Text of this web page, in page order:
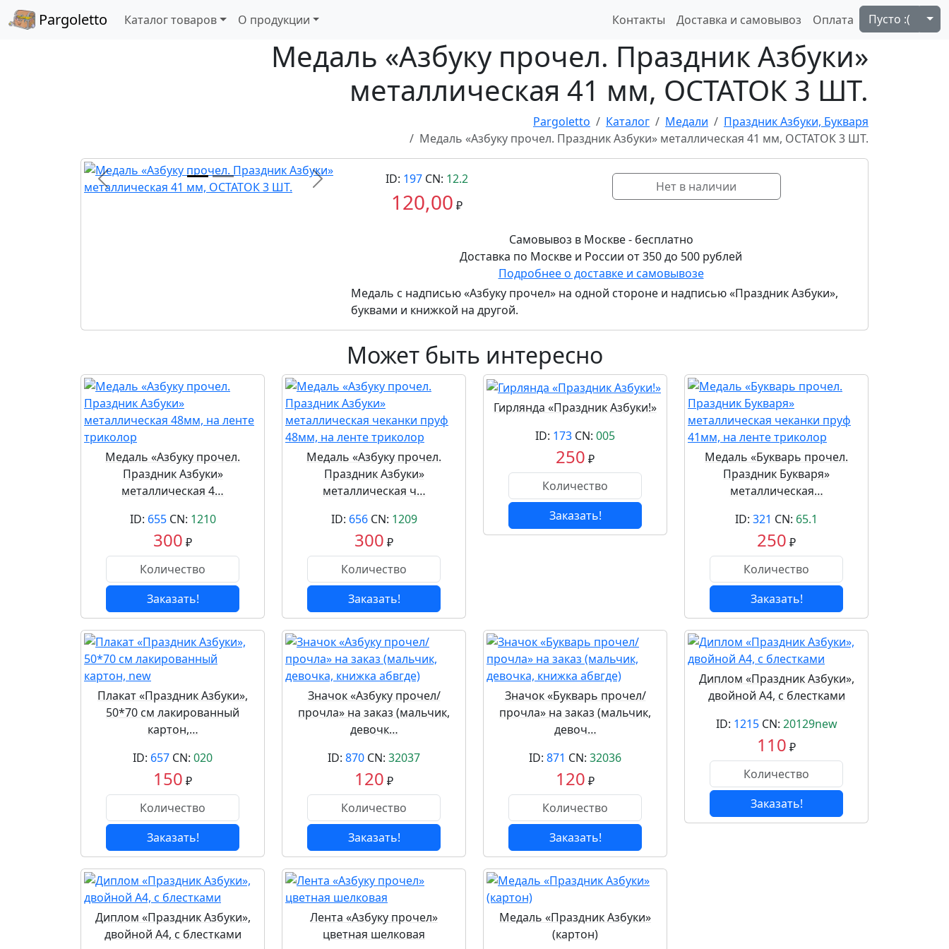
Pargoletto Каталог товаров О продукции Контакты Доставка и самовывоз Оплата Пусто :(
Медаль «Азбуку прочел. Праздник Азбуки»
металлическая 41 мм, ОСТАТОК 3 ШТ.
Pargoletto Каталог Медали
Праздник Азбуки, Букваря
Медаль «Азбуку прочел. Праздник Азбуки» металлическая 41 мм, ОСТАТОК 3 ШТ.
Назад Вперед ID: 197CN: 12.2
120,00 ₽
Нет в наличии
Самовывоз в Москве - бесплатно
Доставка по Москве и России от 350 до 500 рублей
Подробнее о доставке и самовывозе
Медаль с надписью «Азбуку прочел» на одной стороне и надписью «Праздник Азбуки»,
буквами и книжкой на другой.
Может быть интересно
Медаль «Азбуку прочел.
Праздник Азбуки»
металлическая 4…
ID: 655CN: 1210
300 ₽
Заказать!
Медаль «Азбуку прочел.
Праздник Азбуки»
металлическая ч…
ID: 656CN: 1209
300 ₽
Заказать!
Гирлянда «Праздник Азбуки!»
ID: 173 CN: 005
250 ₽
Заказать!
Медаль «Букварь прочел.
Праздник Букваря»
металлическая…
ID: 321 CN: 65.1
250 ₽
Заказать!
Плакат «Праздник Азбуки»,
50*70 см лакированный
картон,…
ID: 657 CN: 020
150 ₽
Заказать!
Значок «Азбуку прочел/
прочла» на заказ (мальчик,
девочк…
ID: 870 CN: 32037
120 ₽
Заказать!
Значок «Букварь прочел/
прочла» на заказ (мальчик,
девоч…
ID: 871 CN: 32036
120 ₽
Заказать!
Диплом «Праздник Азбуки»,
двойной А4, с блестками
ID: 1215CN: 20129new
110 ₽
Заказать!
Диплом «Праздник Азбуки»,
двойной А4, с блестками
Лента «Азбуку прочел»
цветная шелковая
Медаль «Праздник Азбуки»
(картон)